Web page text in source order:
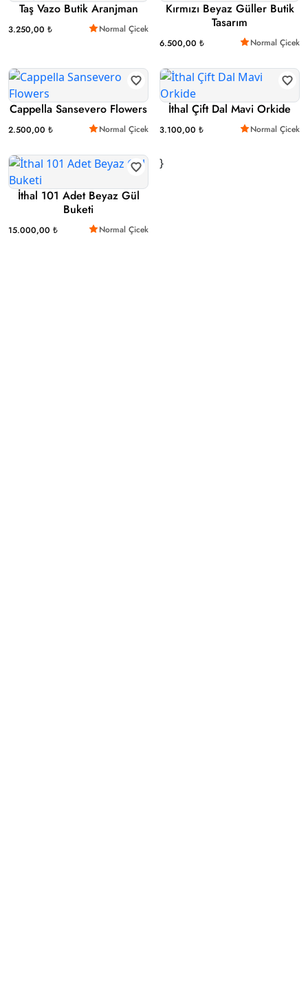
Taş Vazo Butik Aranjman
3.250,00 ₺ Normal Çicek
Kırmızı Beyaz Güller Butik
Tasarım
6.500,00 ₺ Normal Çicek
Cappella Sansevero Flowers
2.500,00 ₺ Normal Çicek
İthal Çift Dal Mavi Orkide
3.100,00 ₺ Normal Çicek
İthal 101 Adet Beyaz Gül
Buketi
15.000,00 ₺ Normal Çicek
}